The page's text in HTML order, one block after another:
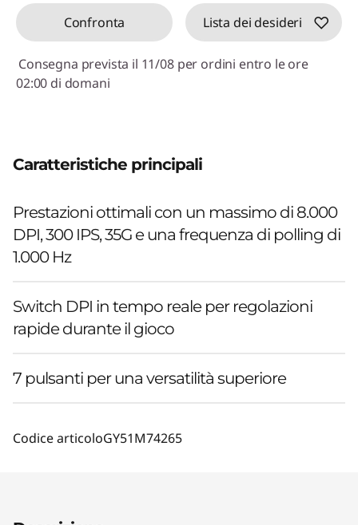
Confronta Lista dei desideri
Consegna prevista il 11/08 per ordini entro le ore
02:00 di domani
Caratteristiche principali
Prestazioni ottimali con un massimo di 8.000
DPI, 300 IPS, 35G e una frequenza di polling di
1.000 Hz
Switch DPI in tempo reale per regolazioni
rapide durante il gioco
7 pulsanti per una versatilità superiore
Codice articoloGY51M74265